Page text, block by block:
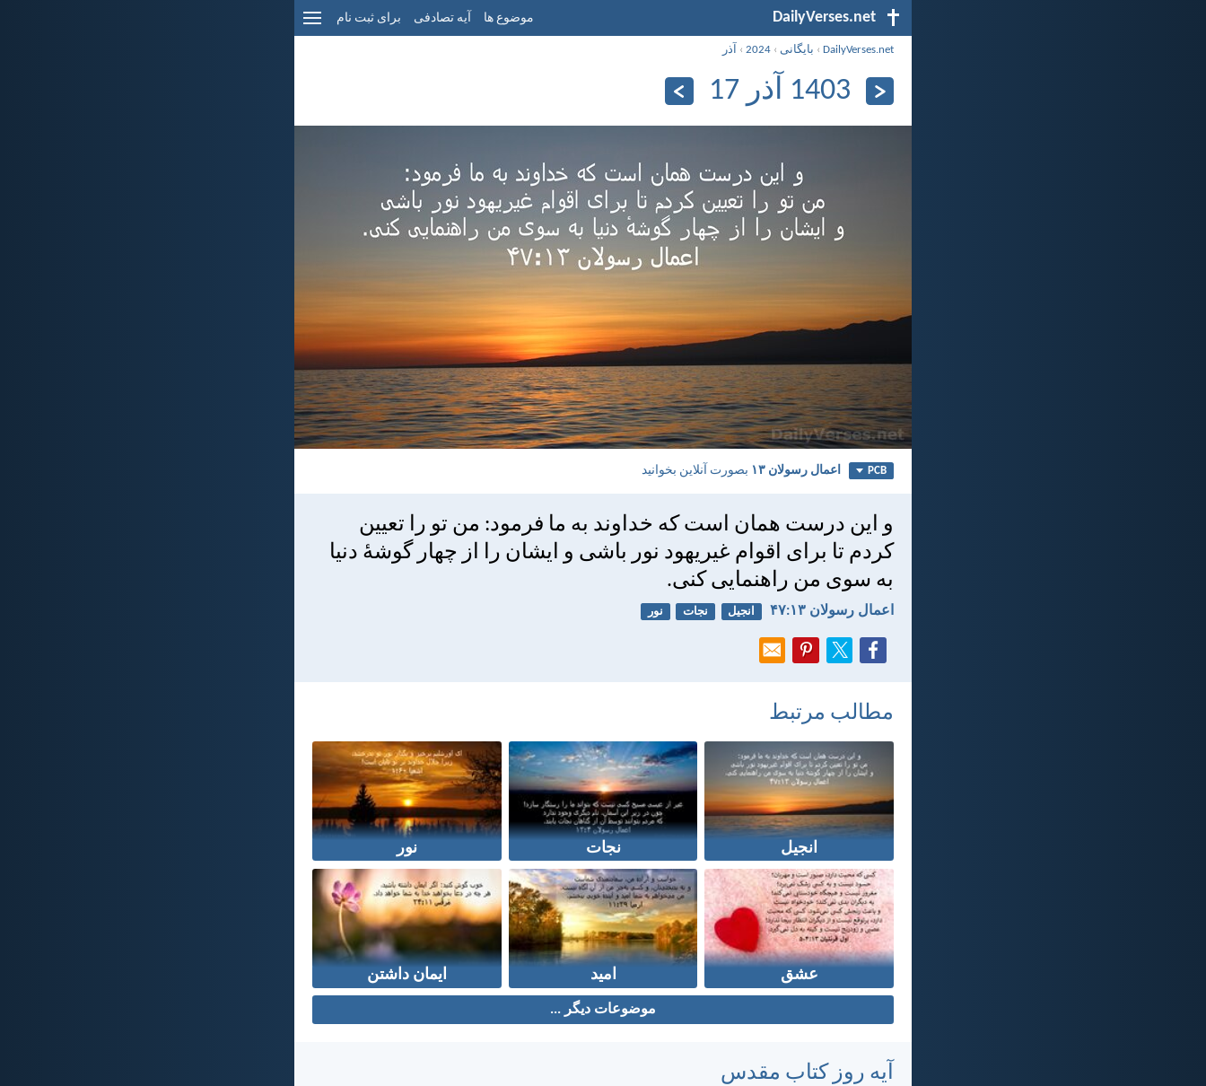
DailyVerses.net موضوع ها آیه تصادفی برای ثبت نام
DailyVerses.net
› بایگانی ›
2024
› آذر
1403 آذر 17
PCB اعمال رسولان ۱۳ بصورت آنلاین بخوانید
و اين درست همان است كه خداوند به ما فرمود: من تو را تعيين
كردم تا برای اقوام غيريهود نور باشی و ايشان را از چهار گوشهٔ دنيا
به سوی من راهنمايی كنی.
اعمال رسولان ۱۳:‏۴۷ انجیل نجات نور
مطالب مرتبط
انجیل نجات نور
عشق امید ایمان داشتن
موضوعات دیگر ...
آیه روز کتاب مقدس